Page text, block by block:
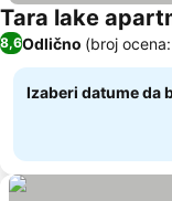
Tara lake
8,6Odlično (broj
Izaberi datume da